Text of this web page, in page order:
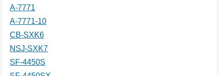
A-7771
A-7771-10
CB-SXK6
NSJ-SXK7
SF-4450S